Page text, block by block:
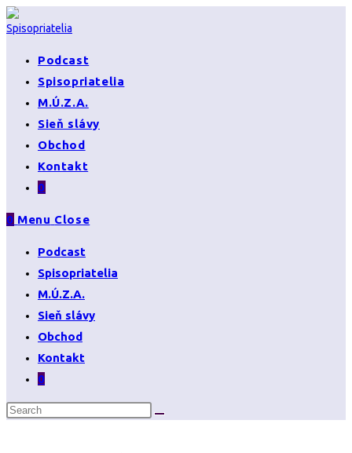
Skip
to
contentPodcast
Spisopriatelia
M.Ú.Z.A.
Sieň slávy
Obchod
Kontakt
0
0 Menu Close
Podcast
Spisopriatelia
M.Ú.Z.A.
Sieň slávy
Obchod
Kontakt
0